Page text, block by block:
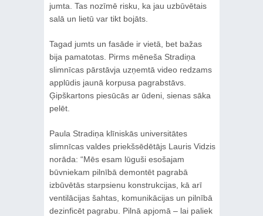
jumta. Tas nozīmē risku, ka jau uzbūvētais
salā un lietū var tikt bojāts.
Tagad jumts un fasāde ir vietā, bet bažas
bija pamatotas. Pirms mēneša Stradiņa
slimnīcas pārstāvja uzņemtā video redzams
applūdis jaunā korpusa pagrabstāvs.
Ģipškartons piesūcās ar ūdeni, sienas sāka
pelēt.
Paula Stradiņa klīniskās universitātes
slimnīcas valdes priekšsēdētājs Lauris Vidzis
norāda: “Mēs esam lūguši esošajam
būvniekam pilnībā demontēt pagrabā
izbūvētās starpsienu konstrukcijas, kā arī
ventilācijas šahtas, komunikācijas un pilnībā
dezinficēt pagrabu. Pilnā apjomā – lai paliek